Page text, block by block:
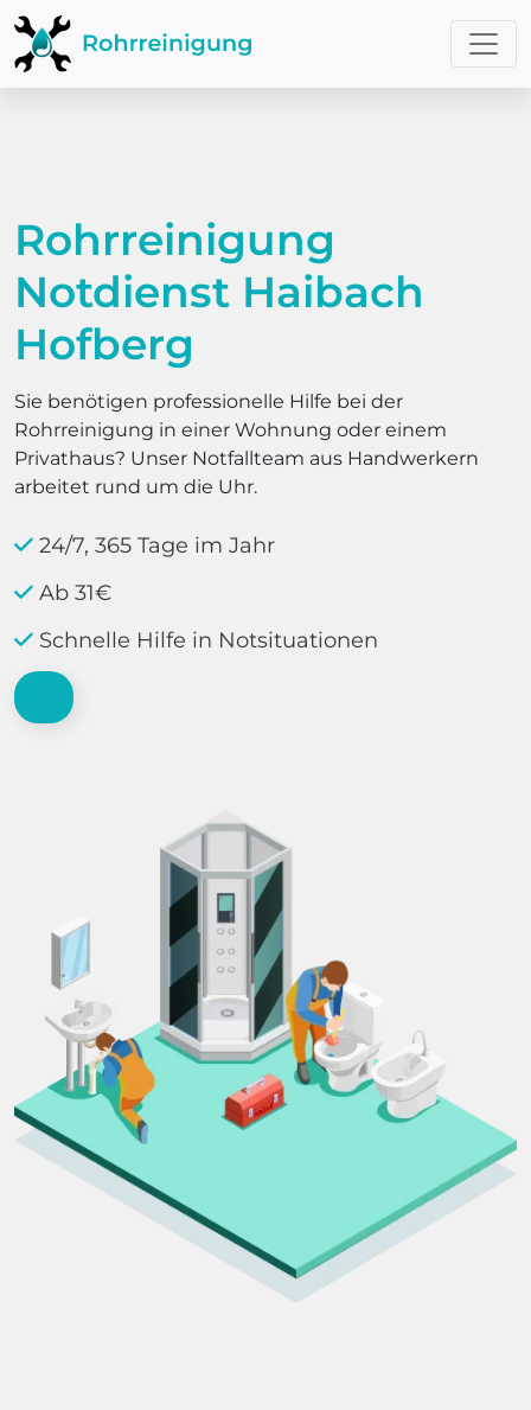
Rohrreinigung
Notdienst Haibach
Hofberg
Sie benötigen professionelle Hilfe bei der
Rohrreinigung in einer Wohnung oder einem
Privathaus? Unser Notfallteam aus Handwerkern
arbeitet rund um die Uhr.
24/7, 365 Tage im Jahr
Ab 31€
Schnelle Hilfe in Notsituationen